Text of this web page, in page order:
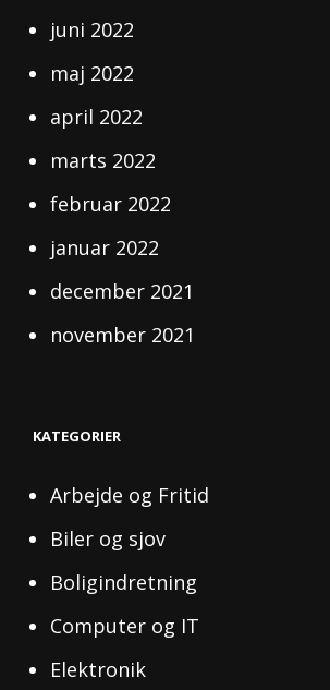
juni 2022
maj 2022
april 2022
marts 2022
februar 2022
januar 2022
december 2021
november 2021
KATEGORIER
Arbejde og Fritid
Biler og sjov
Boligindretning
Computer og IT
Elektronik